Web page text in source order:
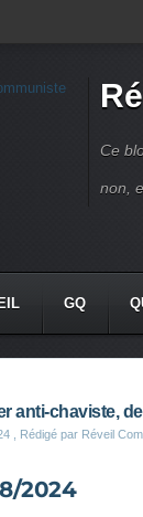
Ce
non,
GQ
anti-chaviste,
, Rédigé par Réveil
2024